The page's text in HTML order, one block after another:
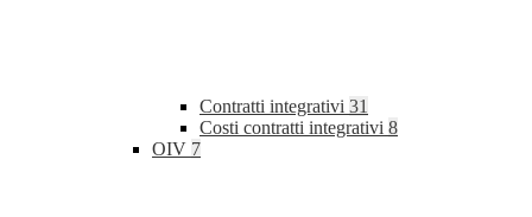
Contratti integrativi 31
Costi contratti integrativi 8
OIV 7